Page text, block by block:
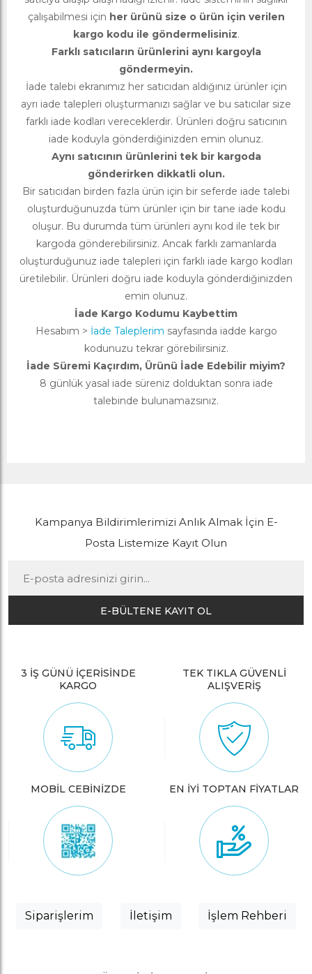
çalışabilmesi için her ürünü size o ürün için verilen
kargo kodu ile göndermelisiniz.
Farklı satıcıların ürünlerini aynı kargoyla
göndermeyin.
İade talebi ekranımız her satıcıdan aldığınız ürünler için
ayrı iade talepleri oluşturmanızı sağlar ve bu satıcılar size
farklı iade kodları vereceklerdir. Ürünleri doğru satıcının
iade koduyla gönderdiğinizden emin olunuz.
Aynı satıcının ürünlerini tek bir kargoda
gönderirken dikkatli olun.
Bir satıcıdan birden fazla ürün için bir seferde iade talebi
oluşturduğunuzda tüm ürünler için bir tane iade kodu
oluşur. Bu durumda tüm ürünleri aynı kod ile tek bir
kargoda gönderebilirsiniz. Ancak farklı zamanlarda
oluşturduğunuz iade talepleri için farklı iade kargo kodları
üretilebilir. Ürünleri doğru iade koduyla gönderdiğinizden
emin olunuz.
İade Kargo Kodumu Kaybettim
Hesabım > İade Taleplerim sayfasında iadde kargo
kodunuzu tekrar görebilirsiniz.
İade Süremi Kaçırdım, Ürünü İade Edebilir miyim?
8 günlük yasal iade süreniz dolduktan sonra iade
talebinde bulunamazsınız.
Kampanya Bildirimlerimizi Anlık Almak İçin E-
Posta Listemize Kayıt Olun
E-BÜLTENE KAYIT OL
3 İŞ GÜNÜ İÇERİSİNDE
KARGO
TEK TIKLA GÜVENLİ
ALIŞVERİŞ
MOBİL CEBİNİZDE EN İYİ TOPTAN FİYATLAR
Siparişlerim İletişim İşlem Rehberi